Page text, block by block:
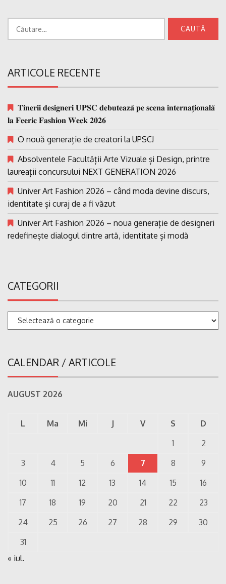
ARTICOLE RECENTE
𝐓𝐢𝐧𝐞𝐫𝐢𝐢 𝐝𝐞𝐬𝐢𝐠𝐧𝐞𝐫𝐢 𝐔𝐏𝐒𝐂 𝐝𝐞𝐛𝐮𝐭𝐞𝐚𝐳𝐚̆ 𝐩𝐞 𝐬𝐜𝐞𝐧𝐚 𝐢𝐧𝐭𝐞𝐫𝐧𝐚𝐭̗𝐢𝐨𝐧𝐚𝐥𝐚̆
𝐥𝐚 𝐅𝐞𝐞𝐫𝐢𝐜 𝐅𝐚𝐬𝐡𝐢𝐨𝐧 𝐖𝐞𝐞𝐤 𝟐𝟎𝟐𝟔
O nouă generație de creatori la UPSC!
Absolventele Facultății Arte Vizuale și Design, printre
laureații concursului NEXT GENERATION 2026
Univer Art Fashion 2026 – când moda devine discurs,
identitate și curaj de a fi văzut
Univer Art Fashion 2026 – noua generație de designeri
redefinește dialogul dintre artă, identitate și modă
CATEGORII
Categorii
CALENDAR / ARTICOLE
AUGUST 2026
L Ma Mi J V S
D
1
2
3
4 5 6 7 8
9
10
11 12 13 14 15
16
17
18 19 20 21 22
23
24
25 26 27 28 29
30
31
« iul.